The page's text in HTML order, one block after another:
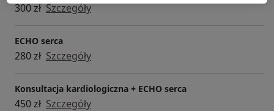
300 zł Szczegóły
ECHO serca
280 zł Szczegóły
Konsultacja kardiologiczna + ECHO serca
450 zł Szczegóły